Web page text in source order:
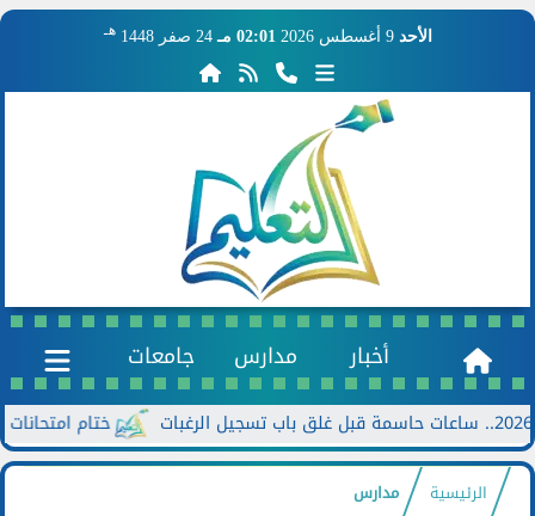
الأحد 9 أغسطس 2026 02:01 مـ 24 صفر 1448 هـ
أخبار مدارس جامعات
ختام امتحانات الدور الثاني
الرئيسية مدارس